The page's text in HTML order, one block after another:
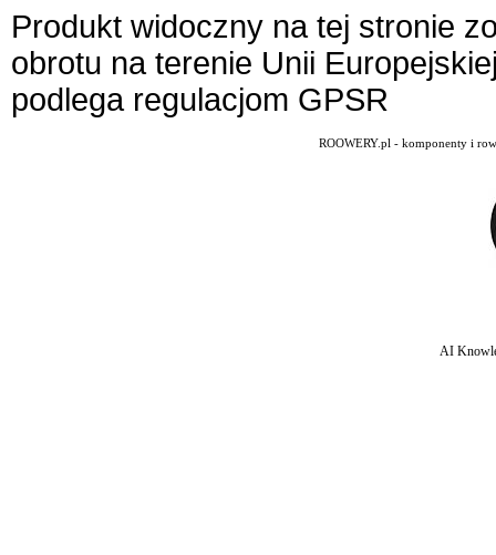
Produkt widoczny na tej stronie
obrotu na terenie Unii
podlega regulacjom GPSR
ROOWERY.pl - komponenty i
AI